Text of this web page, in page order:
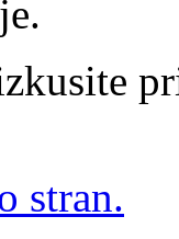
stran.